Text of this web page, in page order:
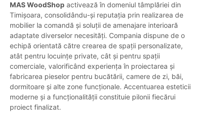
MAS WoodShop activează în domeniul tâmplăriei din
Timișoara, consolidându-și reputația prin realizarea de
mobilier la comandă și soluții de amenajare interioară
adaptate diverselor necesități. Compania dispune de o
echipă orientată către crearea de spații personalizate,
atât pentru locuințe private, cât și pentru spații
comerciale, valorificând experiența în proiectarea și
fabricarea pieselor pentru bucătării, camere de zi, băi,
dormitoare și alte zone funcționale. Accentuarea esteticii
moderne și a funcționalității constituie pilonii fiecărui
proiect finalizat.